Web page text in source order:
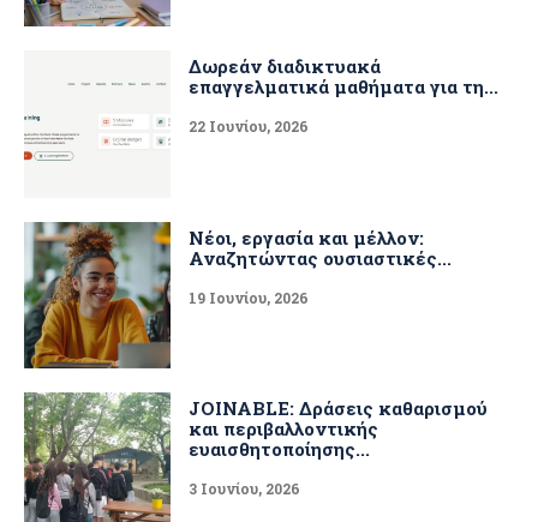
Δωρεάν διαδικτυακά
επαγγελματικά μαθήματα για τη...
22 Ιουνίου, 2026
Νέοι, εργασία και μέλλον:
Αναζητώντας ουσιαστικές...
19 Ιουνίου, 2026
JOINABLE: Δράσεις καθαρισμού
και περιβαλλοντικής
ευαισθητοποίησης...
3 Ιουνίου, 2026